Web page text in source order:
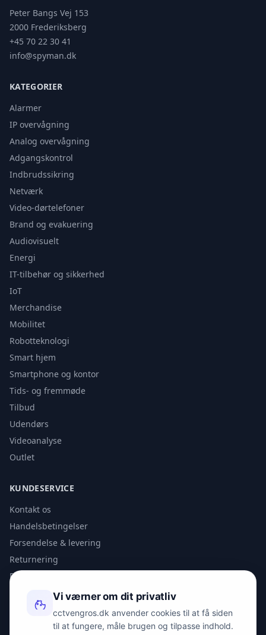
Peter Bangs Vej 153
2000 Frederiksberg
+45 70 22 30 41
info@spyman.dk
KATEGORIER
Alarmer
IP overvågning
Analog overvågning
Adgangskontrol
Indbrudssikring
Netværk
Video-dørtelefoner
Brand og evakuering
Audiovisuelt
Energi
IT-tilbehør og sikkerhed
IoT
Merchandise
Mobilitet
Robotteknologi
Smart hjem
Smartphone og kontor
Tids- og fremmøde
Tilbud
Udendørs
Videoanalyse
Outlet
KUNDESERVICE
Kontakt os
Handelsbetingelser
Forsendelse & levering
Returnering
Privatlivspolitik
KONTAKT
info@spyman.dk
Vi værner om dit privatliv
cctvengros.dk anvender cookies til at få siden
til at fungere, måle brugen og tilpasse indhold.